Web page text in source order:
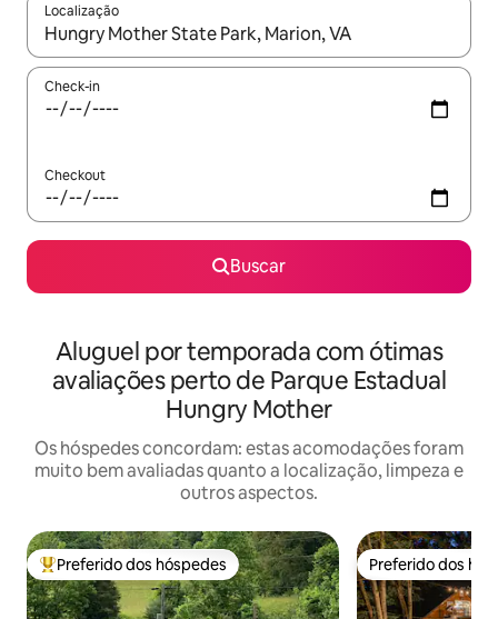
Localização
Quando os resultados estiverem disponíveis, explore-os
Check-in
Checkout
Buscar
Aluguel por temporada com ótimas
avaliações perto de Parque Estadual
Hungry Mother
Os hóspedes concordam: estas acomodações foram
muito bem avaliadas quanto a localização, limpeza e
outros aspectos.
Entre os melhores preferidos dos hóspedes
Preferido dos hóspedes Preferido dos
Preferido dos